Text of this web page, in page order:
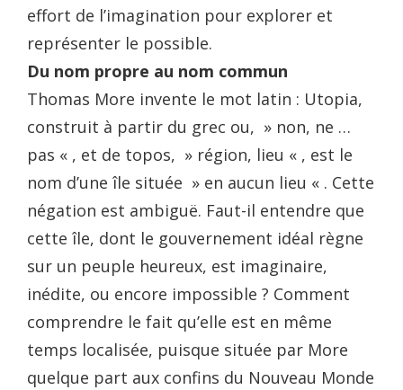
effort de l’imagination pour explorer et
représenter le possible.
Du nom propre au nom commun
Thomas More invente le mot latin : Utopia,
construit à partir du grec ou, » non, ne …
pas « , et de topos, » région, lieu « , est le
nom d’une île située » en aucun lieu « . Cette
négation est ambiguë. Faut-il entendre que
cette île, dont le gouvernement idéal règne
sur un peuple heureux, est imaginaire,
inédite, ou encore impossible ? Comment
comprendre le fait qu’elle est en même
temps localisée, puisque située par More
quelque part aux confins du Nouveau Monde